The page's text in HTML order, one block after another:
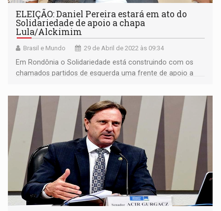
ELEIÇÃO: Daniel Pereira estará em ato do
Solidariedade de apoio a chapa
Lula/Alckimim
Brasil e Mundo 29 de Abril de 2022 às 09:34
Em Rondônia o Solidariedade está construindo com os
chamados partidos de esquerda uma frente de apoio a